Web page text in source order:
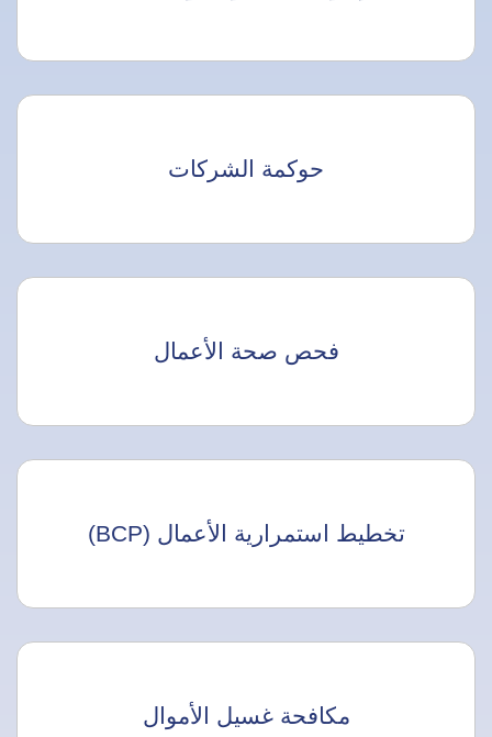
حوكمة الشركات
فحص صحة الأعمال
تخطيط استمرارية الأعمال (BCP)
مكافحة غسيل الأموال